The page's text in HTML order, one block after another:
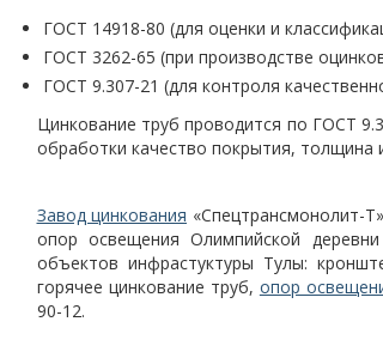
ГОСТ 14918-80 (для оценки и
ГОСТ 3262-65 (при производстве
ГОСТ 9.307-21 (для контроля
Цинкование труб проводится по ГОСТ
обработки качество покрытия,
Завод цинкования «Спецтрансмонолит-
опор освещения Олимпийской
объектов инфрастуктуры Тулы:
горячее цинкование труб, опор
90-12.